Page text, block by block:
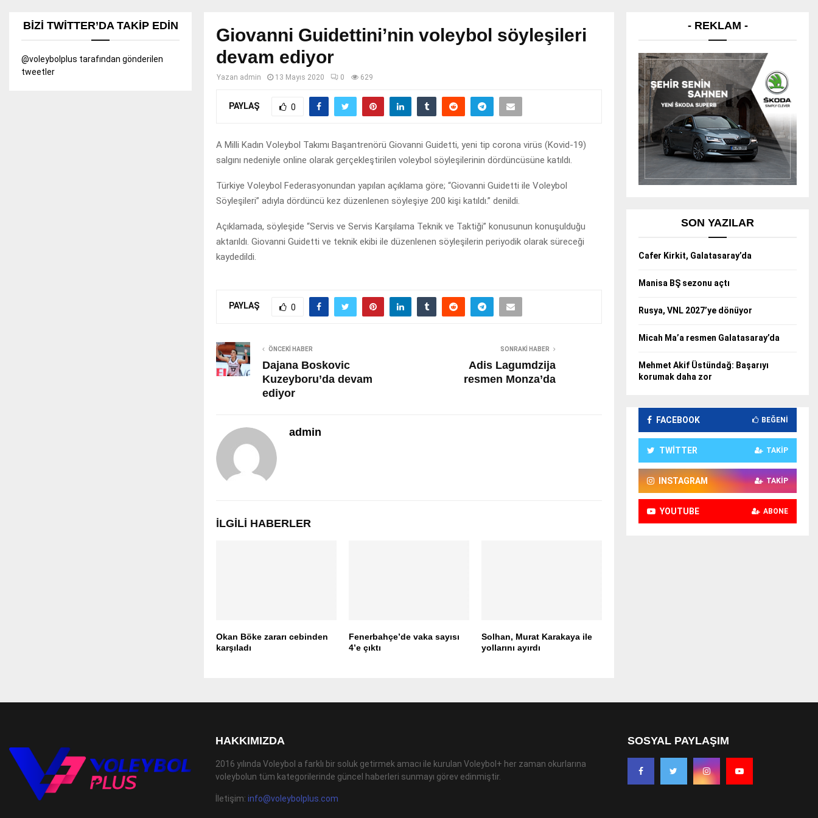
Giovanni Guidettini’nin voleybol söyleşileri
devam ediyor
Yazan admin 13 Mayıs 2020 0 629
PAYLAŞ 0
A Milli Kadın Voleybol Takımı Başantrenörü Giovanni Guidetti, yeni tip corona virüs (Kovid-19)
salgını nedeniyle online olarak gerçekleştirilen voleybol söyleşilerinin dördüncüsüne katıldı.
Türkiye Voleybol Federasyonundan yapılan açıklama göre; “Giovanni Guidetti ile Voleybol
Söyleşileri” adıyla dördüncü kez düzenlenen söyleşiye 200 kişi katıldı.” denildi.
Açıklamada, söyleşide “Servis ve Servis Karşılama Teknik ve Taktiği” konusunun konuşulduğu
aktarıldı. Giovanni Guidetti ve teknik ekibi ile düzenlenen söyleşilerin periyodik olarak süreceği
kaydedildi.
PAYLAŞ 0
ÖNCEKI HABER
Dajana Boskovic
Kuzeyboru’da devam
ediyor
SONRAKI HABER
Adis Lagumdzija
resmen Monza’da
admin
İLGILI HABERLER
Okan Böke zararı cebinden
karşıladı
Fenerbahçe’de vaka sayısı
4’e çıktı
Solhan, Murat Karakaya ile
yollarını ayırdı
BIZI TWITTER’DA TAKIP EDIN
@voleybolplus tarafından gönderilen
tweetler
- REKLAM -
SON YAZILAR
Cafer Kirkit, Galatasaray’da
Manisa BŞ sezonu açtı
Rusya, VNL 2027’ye dönüyor
Micah Ma’a resmen Galatasaray’da
Mehmet Akif Üstündağ: Başarıyı
korumak daha zor
FACEBOOK BEĞENI
TWITTER TAKIP
INSTAGRAM TAKIP
YOUTUBE ABONE
HAKKIMIZDA
2016 yılında Voleybol a farklı bir soluk getirmek amacı ile kurulan Voleybol+ her zaman okurlarına
voleybolun tüm kategorilerinde güncel haberleri sunmayı görev edinmiştir.
İletişim: info@voleybolplus.com
SOSYAL PAYLAŞIM